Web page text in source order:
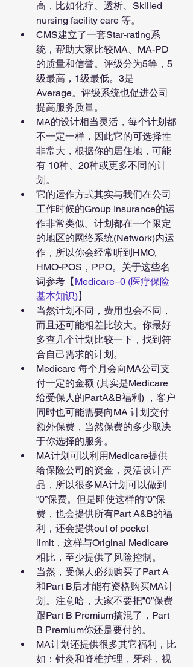
高，比如化疗、透析、Skilled
nursing facility care 等。
CMS建立了一套Star-rating系
统，帮助大家比较MA、MA-PD
的质量和信誉。评级分为5等，5
级最高，1级最低。3是
Average。评级系统也促进公司
提高服务质量。
MA的设计相当灵活，每个计划都
不一定一样，因此它的可选择性
非常大，根据你的居住地，可能
有 10种、20种或更多不同的计
划。
它的运作方式其实与我们在公司
工作时候的Group Insurance的运
作非常类似。计划都在一个限定
的地区的网络系统(Network)内运
作，所以你会经常听到HMO,
HMO-POS，PPO。关于这些名
词参考【Medicare–0 (医疗保险
基本知识)】
当然计划不同，费用也会不同，
而且还可能相差比较大。你最好
多查几个计划比较一下，找到符
合自己需求的计划。
Medicare 每个月会向MA公司支
付一定的金额 (其实是Medicare
给受保人的PartA&B福利) ，客户
同时也可能需要向MA 计划交付
额外保费，当然保费的多少取决
于你选择的服务。
MA计划可以利用Medicare提供
给保险公司的资金，灵活设计产
品，所以很多MA计划可以做到
“0”保费。但是即使这样的“0”保
费，也会提供所有Part A&B的福
利，还会提供out of pocket
limit，这样与Original Medicare
相比，至少提供了风险控制。
当然，受保人必须购买了Part A
和Part B后才能有资格购买MA计
划。注意哈，大家不要把”0”保费
跟Part B Premium搞混了，Part
B Premium你还是要付的。
MA计划还提供很多其它福利，比
如：针灸和脊椎护理，牙科，视